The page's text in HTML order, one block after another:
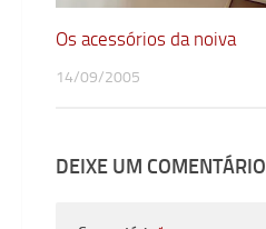
Os acessórios da noiva
14/09/2005
DEIXE UM COMENTÁRIO